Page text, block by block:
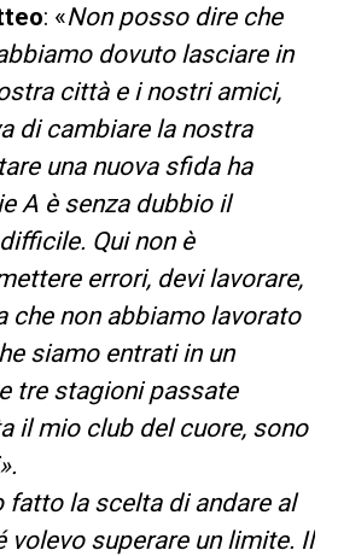
: «Non posso dire che
dovuto lasciare in
città e i nostri amici,
di cambiare la nostra
una nuova sfida ha
A è senza dubbio il
Qui non è
errori, devi lavorare,
che non abbiamo lavorato
siamo entrati in un
tre stagioni passate
il mio club del cuore, sono
fatto la scelta di andare al
volevo superare un limite. Il